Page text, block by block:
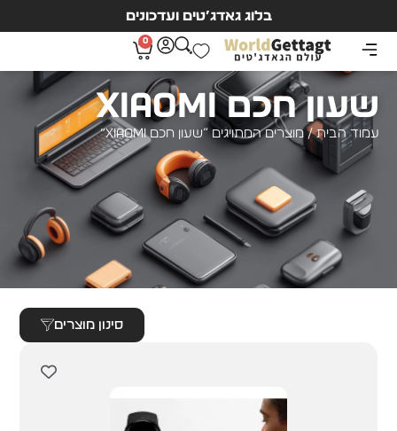
בלוג גאדג’טים ועדכונים
0
שעון חכם Xiaomi
עמוד הבית/ מוצרים המתויגים “שעון חכם Xiaomi”
סינון מוצרים